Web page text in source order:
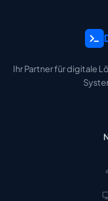
Ihr Partner für digitale